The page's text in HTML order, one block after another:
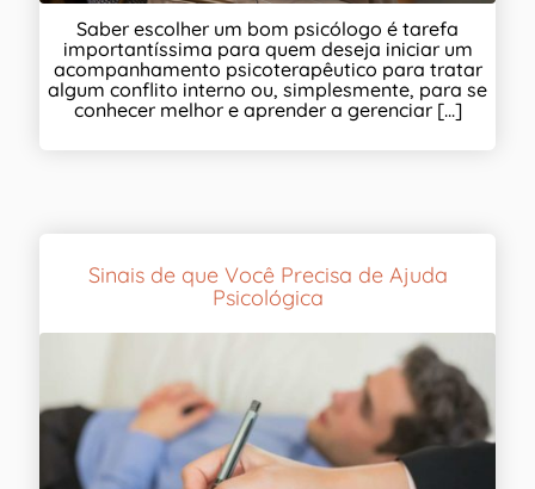
Saber escolher um bom psicólogo é tarefa
importantíssima para quem deseja iniciar um
acompanhamento psicoterapêutico para tratar
algum conflito interno ou, simplesmente, para se
conhecer melhor e aprender a gerenciar [...]
Sinais de que Você Precisa de Ajuda
Psicológica